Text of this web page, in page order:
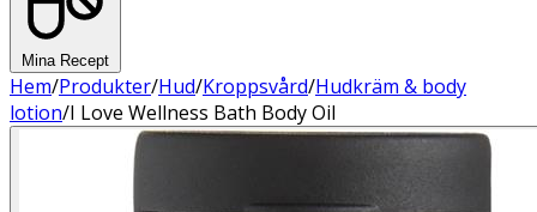
Mina Recept
Hem/Produkter/Hud/Kroppsvård/Hudkräm & body
lotion/I Love Wellness Bath Body Oil